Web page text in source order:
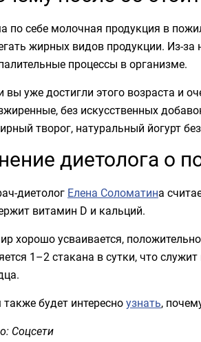
по себе молочная продукция в
жирных видов продукции. Из-
процессы в организме.
вы уже достигли этого возраста и
без искусственных
творог, натуральный йогурт
диетолога о
диетолог Елена Соломатина
витамин D и кальций.
хорошо усваивается,
1–2 стакана в сутки, что
будет интересноузнать,
Соцсети